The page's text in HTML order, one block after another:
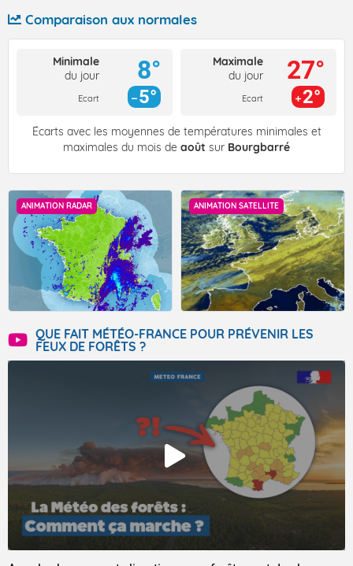
Comparaison aux normales
Minimale
du jour
Ecart
8°
5°
Maximale
du jour
Ecart
27°
2°
Écarts avec les moyennes de températures minimales et
maximales du mois de août sur Bourgbarré
ANIMATION RADAR ANIMATION SATELLITE
QUE FAIT MÉTÉO-FRANCE POUR PRÉVENIR LES
FEUX DE FORÊTS ?